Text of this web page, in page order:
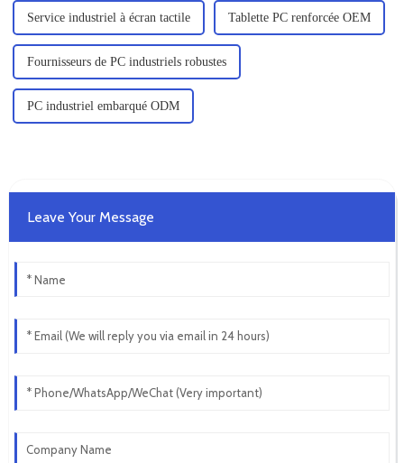
Service industriel à écran tactile Tablette PC renforcée OEM
Fournisseurs de PC industriels robustes
PC industriel embarqué ODM
Leave Your Message